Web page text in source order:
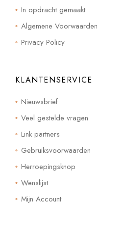
In opdracht gemaakt
Algemene Voorwaarden
Privacy Policy
KLANTENSERVICE
Nieuwsbrief
Veel gestelde vragen
Link partners
Gebruiksvoorwaarden
Herroepingsknop
Wenslijst
Mijn Account